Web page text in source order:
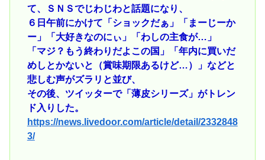
て、ＳＮＳでじわじわと話題になり、
６日午前にかけて「ショックだぁ」「まーじーか
ー」「大好きなのにぃ」「わしの主食が…」
「マジ？もう終わりだよこの国」「年内に買いだ
めしとかないと（賞味期限あるけど…）」などと
悲しむ声がズラリと並び、
その後、ツイッターで「薄皮シリーズ」がトレン
ド入りした。
https://news.livedoor.com/article/detail/2332848
3/